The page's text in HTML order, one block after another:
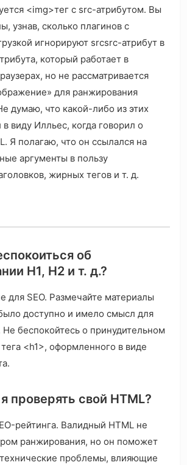
<img>тег с src-атрибутом. Вы
узнав, сколько плагинов с
игнорируют srcsrc-атрибут в
который работает в
но не рассматривается
для ранжирования
думаю, что какой-либо из этих
виду Илльес, когда говорил о
Я полагаю, что он ссылался на
аргументы в пользу
жирных тегов и т. д.
об
H1, H2 и т. д.?
для SEO. Размечайте материалы
доступно и имело смысл для
Не беспокойтесь о принудительном
<h1>, оформленного в виде
проверять свой HTML?
рейтинга. Валидный HTML не
ранжирования, но он поможет
технические проблемы, влияющие